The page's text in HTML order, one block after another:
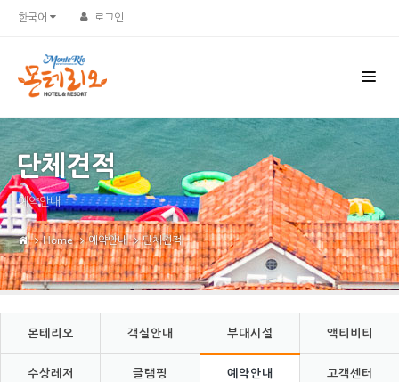
한국어 로그인
단체견적
예약안내
Home 예약안내 단체견적
몬테리오 객실안내 부대시설 액티비티
수상레저 글램핑 예약안내 고객센터
Sketchbook5, 스케치북5